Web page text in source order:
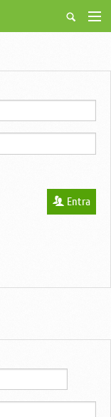
Entra